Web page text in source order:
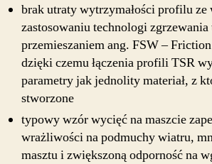
brak utraty wytrzymałości profilu ze
zastosowaniu technologi
przemieszaniem ang. FSW –
dzięki czemu łączenia profili TSR
parametry jak jednolity materiał, z
stworzone
typowy wzór wycięć na maszcie
wrażliwości na podmuchy wiatru,
masztu i zwiększoną odporność na